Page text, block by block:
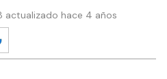
actualizado hace 4 años